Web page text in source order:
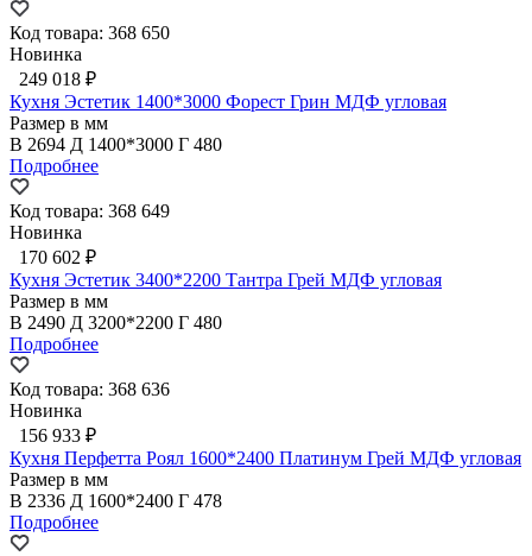
Код товара: 368 650
Новинка
249 018 ₽
Кухня Эстетик 1400*3000 Форест Грин МДФ угловая
Размер в мм
В 2694 Д 1400*3000 Г 480
Подробнее
Код товара: 368 649
Новинка
170 602 ₽
Кухня Эстетик 3400*2200 Тантра Грей МДФ угловая
Размер в мм
В 2490 Д 3200*2200 Г 480
Подробнее
Код товара: 368 636
Новинка
156 933 ₽
Кухня Перфетта Роял 1600*2400 Платинум Грей МДФ угловая
Размер в мм
В 2336 Д 1600*2400 Г 478
Подробнее